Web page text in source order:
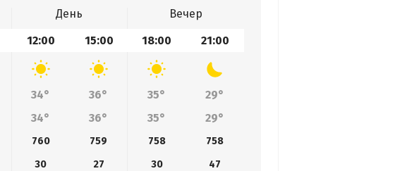
День
Вечер
12:00 15:00 18:00 21:00
34° 36° 35°
29°
34° 36° 35° 29°
760 759 758
758
30 27 30
47